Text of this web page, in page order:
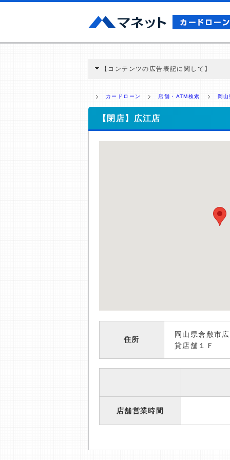
【コンテンツの広告表記に関して】
ミ収集などに基づき、公平性を担保した情
>提携企業一覧
カードローン 店舗・ATM検索 岡
【閉店】広江店
住所
岡山県倉敷市
貸店舗１Ｆ
店舗営業時間